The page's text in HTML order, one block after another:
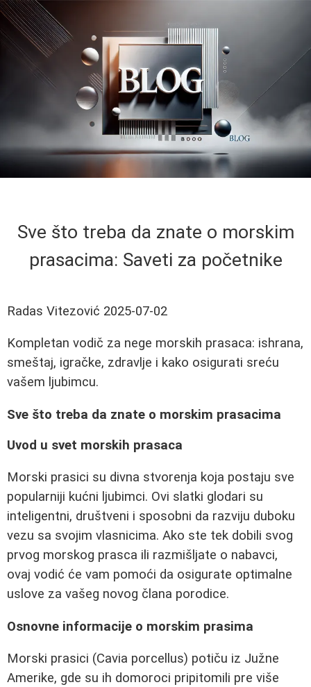
Sve što treba da znate o morskim
prasacima: Saveti za početnike
Radas Vitezović 2025-07-02
Kompletan vodič za nege morskih prasaca: ishrana,
smeštaj, igračke, zdravlje i kako osigurati sreću
vašem ljubimcu.
Sve što treba da znate o morskim prasacima
Uvod u svet morskih prasaca
Morski prasici su divna stvorenja koja postaju sve
popularniji kućni ljubimci. Ovi slatki glodari su
inteligentni, društveni i sposobni da razviju duboku
vezu sa svojim vlasnicima. Ako ste tek dobili svog
prvog morskog prasca ili razmišljate o nabavci,
ovaj vodić će vam pomoći da osigurate optimalne
uslove za vašeg novog člana porodice.
Osnovne informacije o morskim prasima
Morski prasici (Cavia porcellus) potiču iz Južne
Amerike, gde su ih domoroci pripitomili pre više